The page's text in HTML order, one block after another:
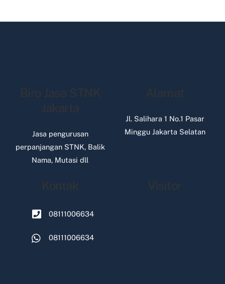
Biro Jasa STNK
Jakarta
Jasa pengurusan
perpanjangan STNK, Balik
Nama, Mutasi dll
Alamat
Jl. Salihara 1 No.1 Pasar
Minggu Jakarta Selatan
Kontak
08111006634
08111006634
Visitor